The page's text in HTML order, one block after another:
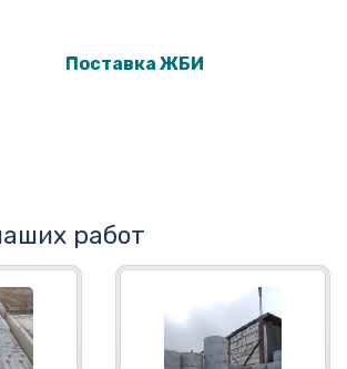
Поставка ЖБИ
работ